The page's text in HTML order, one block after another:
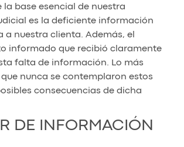
la base esencial de nuestra
es la deficiente información
a nuestra clienta. Además, el
informado que recibió claramente
falta de información. Lo más
nunca se contemplaron estos
consecuencias de dicha
DE INFORMACIÓN